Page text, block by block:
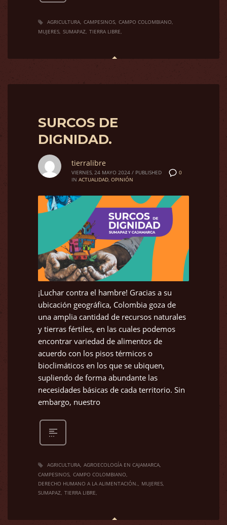
AGRICULTURA CAMPESINOS CAMPO COLOMBIANO
MUJERES SUMAPAZ TIERRA LIBRE
SURCOS DE
DIGNIDAD.
0
tierralibre
VIERNES, 24 MAYO 2024 / PUBLISHED
IN ACTUALIDAD, OPINIÓN
¡Luchar contra el hambre! Gracias a su
ubicación geográfica, Colombia goza de
una amplia cantidad de recursos naturales
y tierras fértiles, en las cuales podemos
encontrar variedad de alimentos de
acuerdo con los pisos térmicos o
bioclimáticos en los que se ubiquen,
supliendo de forma abundante las
necesidades básicas de cada territorio. Sin
embargo, nuestro
AGRICULTURA AGROECOLOGÍA EN CAJAMARCA
CAMPESINOS CAMPO COLOMBIANO
DERECHO HUMANO A LA ALIMENTACIÓN.
MUJERES
SUMAPAZ TIERRA LIBRE